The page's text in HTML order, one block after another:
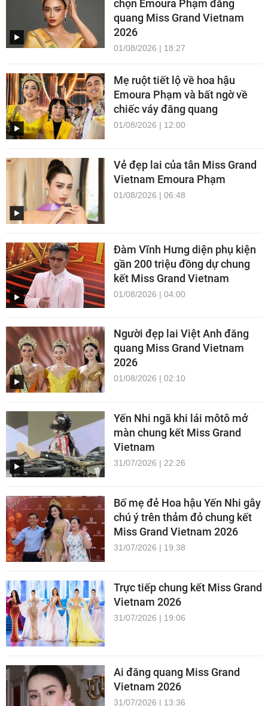
chọn Emoura Phạm đăng
quang Miss Grand Vietnam
2026
01/08/2026 | 18:27
Mẹ ruột tiết lộ về hoa hậu
Emoura Phạm và bất ngờ về
chiếc váy đăng quang
01/08/2026 | 12:00
Vẻ đẹp lai của tân Miss Grand
Vietnam Emoura Phạm
01/08/2026 | 06:48
Đàm Vĩnh Hưng diện phụ kiện
gần 200 triệu đồng dự chung
kết Miss Grand Vietnam
01/08/2026 | 04:00
Người đẹp lai Việt Anh đăng
quang Miss Grand Vietnam
2026
01/08/2026 | 02:10
Yến Nhi ngã khi lái môtô mở
màn chung kết Miss Grand
Vietnam
31/07/2026 | 22:26
Bố mẹ đẻ Hoa hậu Yến Nhi gây
chú ý trên thảm đỏ chung kết
Miss Grand Vietnam 2026
31/07/2026 | 19:38
Trực tiếp chung kết Miss Grand
Vietnam 2026
31/07/2026 | 19:06
Ai đăng quang Miss Grand
Vietnam 2026
31/07/2026 | 13:36